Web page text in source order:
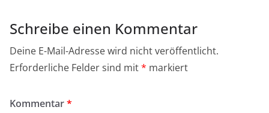
Schreibe einen Kommentar
Deine E-Mail-Adresse wird nicht veröffentlicht.
Erforderliche Felder sind mit* markiert
Kommentar*